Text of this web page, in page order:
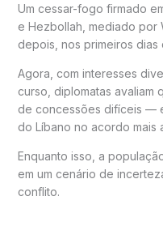
Um cessar-fogo firmado
e Hezbollah, mediado por
depois, nos primeiros dias
Agora, com interesses
curso, diplomatas
de concessões difíceis —
do Líbano no acordo mais
Enquanto isso, a
em um cenário de
conflito.